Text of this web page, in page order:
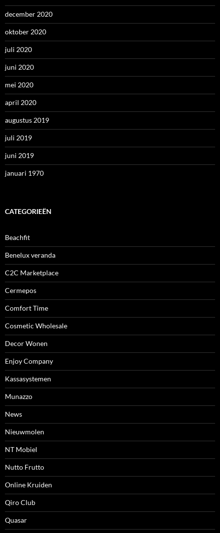
december 2020
oktober 2020
juli 2020
juni 2020
mei 2020
april 2020
augustus 2019
juli 2019
juni 2019
januari 1970
CATEGORIEËN
Beachfit
Benelux veranda
C2C Marketplace
Cermepos
Comfort Time
Cosmetic Wholesale
Decor Wonen
Enjoy Company
Kassasystemen
Munazzo
News
Nieuwmolen
NT Mobiel
Nutto Frutto
Online Kruiden
Qiro Club
Quasar